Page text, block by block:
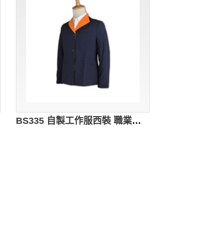
BS335 自製工作服西裝 職業外套西裝 貼服 輕巧 冇肩墊 度身訂製西裝外套 西裝公司